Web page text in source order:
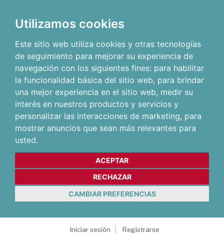
Utilizamos cookies
Este sitio web utiliza cookies y otras tecnologías
de seguimiento para mejorar su experiencia de
navegación con los siguientes fines: para habilitar
la funcionalidad básica del sitio web, para brindar
una mejor experiencia en el sitio web, medir su
interés en nuestros productos y servicios y
personalizar las interacciones de marketing, para
mostrar anuncios que sean más relevantes para
usted.
ACEPTAR
RECHAZAR
CAMBIAR PREFERENCIAS
Iniciar sesión
Registrarse